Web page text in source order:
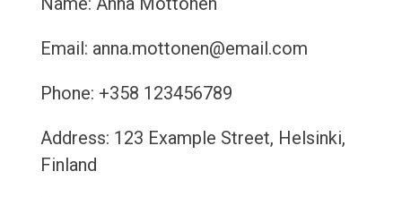
Email: anna.mottonen@email.com
Phone: +358 123456789
Address: 123 Example Street, Helsinki,
Finland